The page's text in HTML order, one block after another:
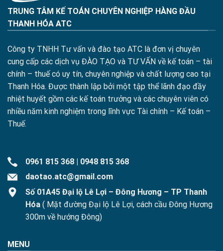
TRUNG TÂM KẾ TOÁN CHUYÊN NGHIỆP HÀNG ĐẦU
THANH HÓA ATC
Công ty TNHH Tư vấn và đào tạo ATC là đơn vị chuyên
cung cấp các dịch vụ ĐÀO TẠO và TƯ VẤN về kế toán – tài
chính – thuế có uy tín, chuyên nghiệp và chất lượng cao tại
Thanh Hóa. Được thành lập bởi một tập thể lãnh đạo đầy
nhiệt huyết gồm các kế toán trưởng và các chuyên viên có
nhiều năm kinh nghiệm trong lĩnh vực Tài chính – Kế toán –
Thuế.
0961 815 368
0948 815 368
daotao.atc@gmail.com
Số 01A45 Đại lộ Lê Lợi – Đông Hương – TP Thanh
Hóa ( Mặt đường Đại lộ Lê Lợi, cách cầu Đông Hương
300m về hướng Đông)
MENU